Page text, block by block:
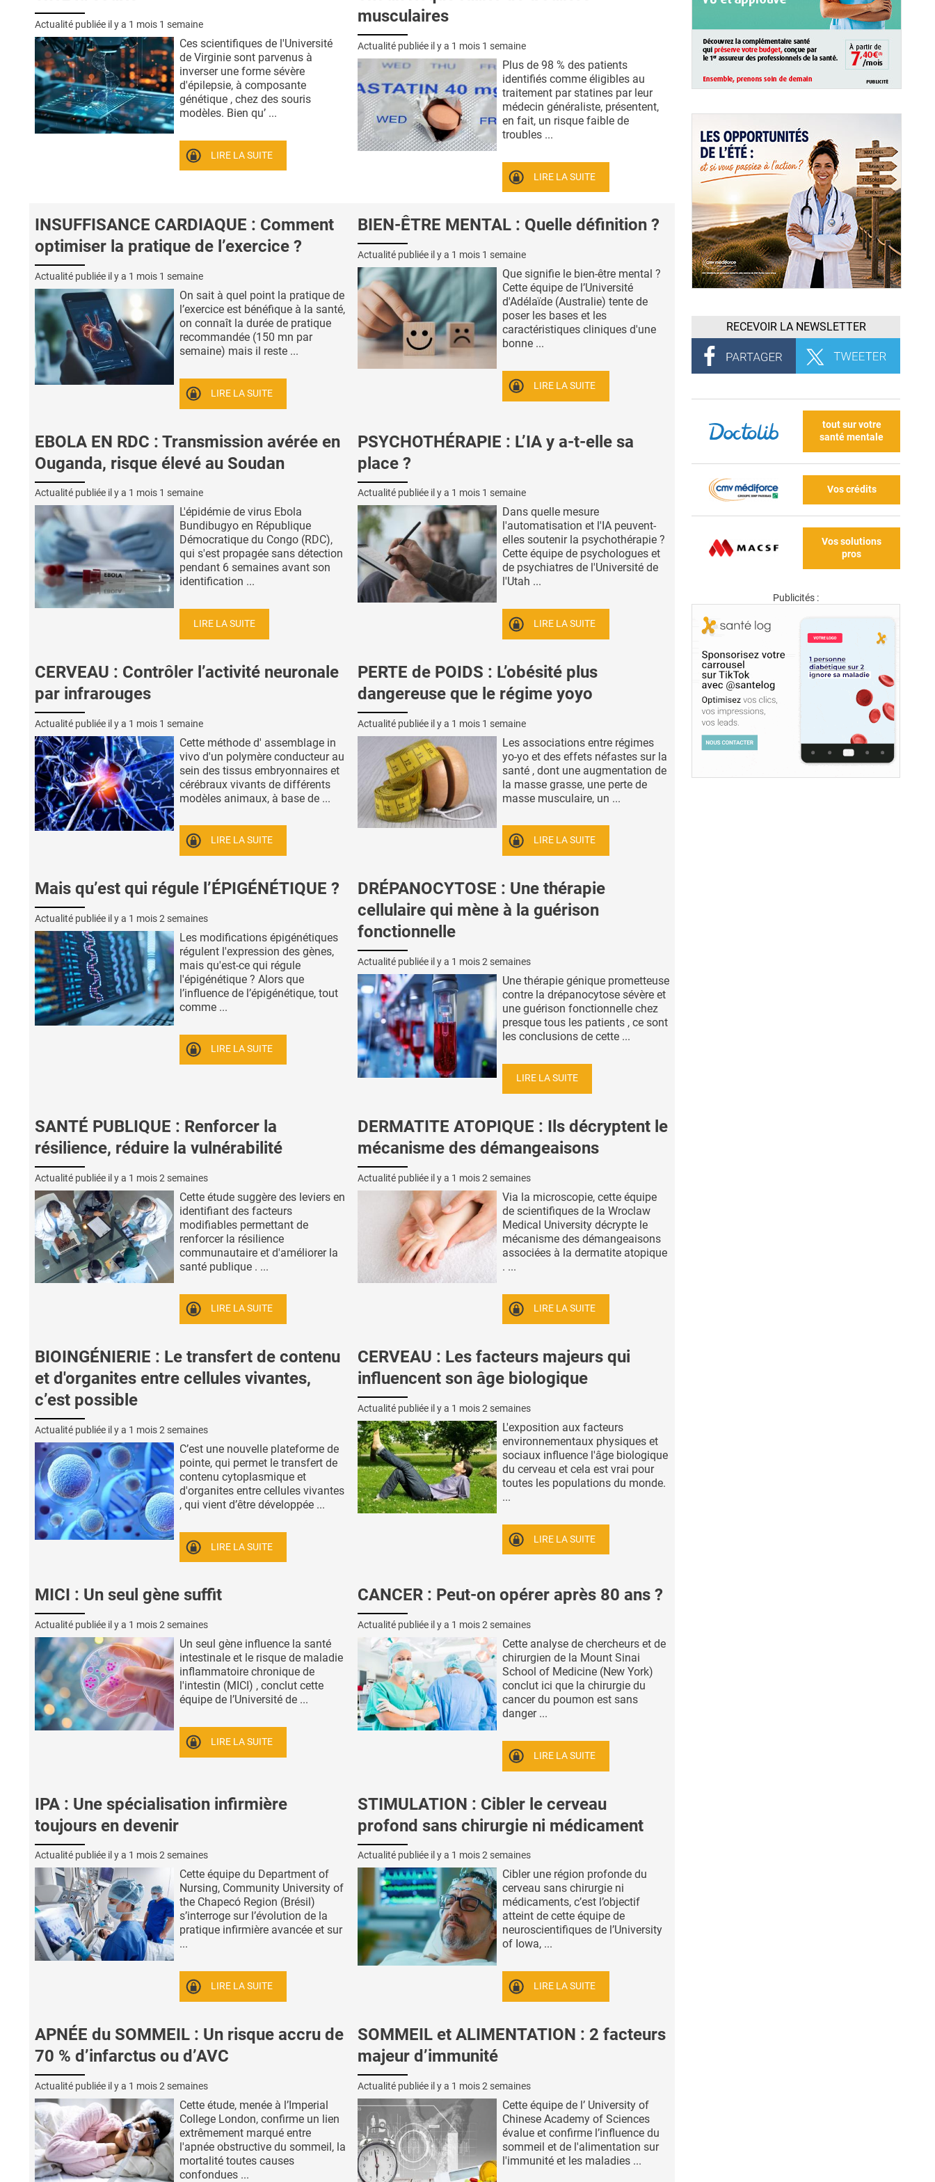
Actualité publiée il y a 1 mois 1 semaine
Ces scientifiques de l'Université
de Virginie sont parvenus à
inverser une forme sévère
d'épilepsie, à composante
génétique , chez des souris
modèles. Bien qu’ ...
LIRE LA SUITE
musculaires
Actualité publiée il y a 1 mois 1 semaine
Plus de 98 % des patients
identifiés comme éligibles au
traitement par statines par leur
médecin généraliste, présentent,
en fait, un risque faible de
troubles ...
LIRE LA SUITE
INSUFFISANCE CARDIAQUE : Comment
optimiser la pratique de l’exercice ?
Actualité publiée il y a 1 mois 1 semaine
On sait à quel point la pratique de
l’exercice est bénéfique à la santé,
on connaît la durée de pratique
recommandée (150 mn par
semaine) mais il reste ...
LIRE LA SUITE
BIEN-ÊTRE MENTAL : Quelle définition ?
Actualité publiée il y a 1 mois 1 semaine
Que signifie le bien-être mental ?
Cette équipe de l’Université
d'Adélaïde (Australie) tente de
poser les bases et les
caractéristiques cliniques d'une
bonne ...
LIRE LA SUITE
EBOLA EN RDC : Transmission avérée en
Ouganda, risque élevé au Soudan
Actualité publiée il y a 1 mois 1 semaine
L'épidémie de virus Ebola
Bundibugyo en République
Démocratique du Congo (RDC),
qui s'est propagée sans détection
pendant 6 semaines avant son
identification ...
LIRE LA SUITE
PSYCHOTHÉRAPIE : L’IA y a-t-elle sa
place ?
Actualité publiée il y a 1 mois 1 semaine
Dans quelle mesure
l'automatisation et l'IA peuvent-
elles soutenir la psychothérapie ?
Cette équipe de psychologues et
de psychiatres de l'Université de
l'Utah ...
LIRE LA SUITE
CERVEAU : Contrôler l’activité neuronale
par infrarouges
Actualité publiée il y a 1 mois 1 semaine
Cette méthode d' assemblage in
vivo d'un polymère conducteur au
sein des tissus embryonnaires et
cérébraux vivants de différents
modèles animaux, à base de ...
LIRE LA SUITE
PERTE de POIDS : L’obésité plus
dangereuse que le régime yoyo
Actualité publiée il y a 1 mois 1 semaine
Les associations entre régimes
yo-yo et des effets néfastes sur la
santé , dont une augmentation de
la masse grasse, une perte de
masse musculaire, un ...
LIRE LA SUITE
Mais qu’est qui régule l’ÉPIGÉNÉTIQUE ?
Actualité publiée il y a 1 mois 2 semaines
Les modifications épigénétiques
régulent l'expression des gènes,
mais qu'est-ce qui régule
l'épigénétique ? Alors que
l’influence de l’épigénétique, tout
comme ...
LIRE LA SUITE
DRÉPANOCYTOSE : Une thérapie
cellulaire qui mène à la guérison
fonctionnelle
Actualité publiée il y a 1 mois 2 semaines
Une thérapie génique prometteuse
contre la drépanocytose sévère et
une guérison fonctionnelle chez
presque tous les patients , ce sont
les conclusions de cette ...
LIRE LA SUITE
SANTÉ PUBLIQUE : Renforcer la
résilience, réduire la vulnérabilité
Actualité publiée il y a 1 mois 2 semaines
Cette étude suggère des leviers en
identifiant des facteurs
modifiables permettant de
renforcer la résilience
communautaire et d'améliorer la
santé publique . ...
LIRE LA SUITE
DERMATITE ATOPIQUE : Ils décryptent le
mécanisme des démangeaisons
Actualité publiée il y a 1 mois 2 semaines
Via la microscopie, cette équipe
de scientifiques de la Wroclaw
Medical University décrypte le
mécanisme des démangeaisons
associées à la dermatite atopique
. ...
LIRE LA SUITE
BIOINGÉNIERIE : Le transfert de contenu
et d'organites entre cellules vivantes,
c’est possible
Actualité publiée il y a 1 mois 2 semaines
C’est une nouvelle plateforme de
pointe, qui permet le transfert de
contenu cytoplasmique et
d'organites entre cellules vivantes
, qui vient d’être développée ...
LIRE LA SUITE
CERVEAU : Les facteurs majeurs qui
influencent son âge biologique
Actualité publiée il y a 1 mois 2 semaines
L'exposition aux facteurs
environnementaux physiques et
sociaux influence l'âge biologique
du cerveau et cela est vrai pour
toutes les populations du monde.
...
LIRE LA SUITE
MICI : Un seul gène suffit
Actualité publiée il y a 1 mois 2 semaines
Un seul gène influence la santé
intestinale et le risque de maladie
inflammatoire chronique de
l'intestin (MICI) , conclut cette
équipe de l’Université de ...
LIRE LA SUITE
CANCER : Peut-on opérer après 80 ans ?
Actualité publiée il y a 1 mois 2 semaines
Cette analyse de chercheurs et de
chirurgien de la Mount Sinai
School of Medicine (New York)
conclut ici que la chirurgie du
cancer du poumon est sans
danger ...
LIRE LA SUITE
IPA : Une spécialisation infirmière
toujours en devenir
Actualité publiée il y a 1 mois 2 semaines
Cette équipe du Department of
Nursing, Community University of
the Chapecó Region (Brésil)
s’interroge sur l’évolution de la
pratique infirmière avancée et sur
...
LIRE LA SUITE
STIMULATION : Cibler le cerveau
profond sans chirurgie ni médicament
Actualité publiée il y a 1 mois 2 semaines
Cibler une région profonde du
cerveau sans chirurgie ni
médicaments, c’est l’objectif
atteint de cette équipe de
neuroscientifiques de l’University
of Iowa, ...
LIRE LA SUITE
APNÉE du SOMMEIL : Un risque accru de
70 % d’infarctus ou d’AVC
Actualité publiée il y a 1 mois 2 semaines
Cette étude, menée à l’Imperial
College London, confirme un lien
extrêmement marqué entre
l'apnée obstructive du sommeil, la
mortalité toutes causes
confondues ...
SOMMEIL et ALIMENTATION : 2 facteurs
majeur d’immunité
Actualité publiée il y a 1 mois 2 semaines
Cette équipe de l’ University of
Chinese Academy of Sciences
évalue et confirme l’influence du
sommeil et de l'alimentation sur
l'immunité et les maladies ...
RECEVOIR LA NEWSLETTER
tout sur votre
santé mentale
Vos crédits
Vos solutions
pros
Publicités :